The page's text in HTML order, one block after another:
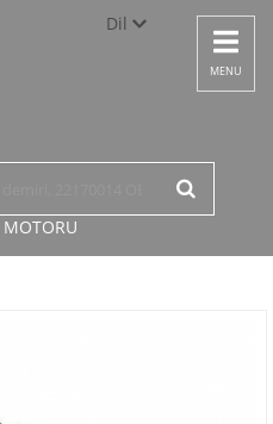
Dil
Türkçe
English
Toggle
MENU
MOTORU